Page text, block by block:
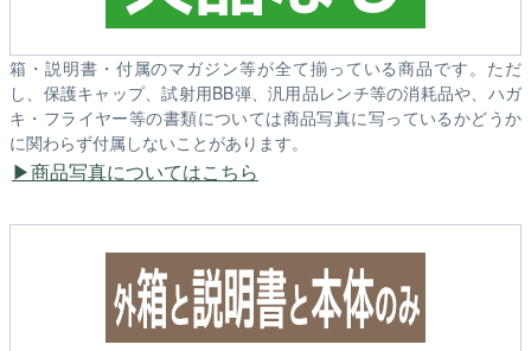
箱・説明書・付属のマガジン等が全て揃っている商品です。ただ
し、保護キャップ、試射用BB弾、汎用品レンチ等の消耗品や、ハガ
キ・フライヤー等の書類については商品写真に写っているかどうか
に関わらず付属しないことがあります。
商品写真についてはこちら